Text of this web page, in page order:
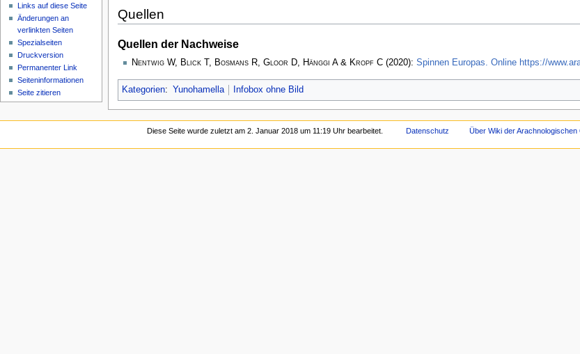
Quellen
Quellen der Nachweise
Nentwig W, Blick T, Bosmans R, Gloor D, Hänggi A & Kropf C(2020): Spinnen Europas. Online https://
Kategorien: Yunohamella Infobox ohne Bild
Links auf diese Seite
Änderungen an
verlinkten Seiten
Spezialseiten
Druckversion
Permanenter Link
Seiten­­informationen
Seite zitieren
Diese Seite wurde zuletzt am 2. Januar 2018 um 11:19 Uhr bearbeitet. Datenschutz Über Wiki der Arachnologischen